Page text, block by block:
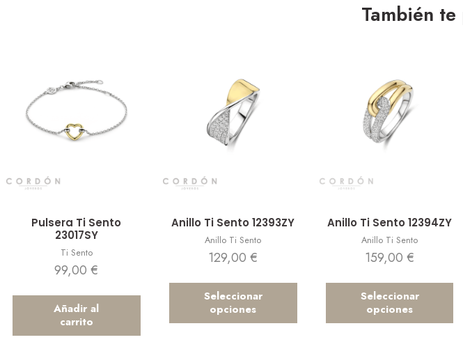
También
Pulsera Ti Sento
23017SY
Ti Sento
99,00€
Añadir al
carrito
Anillo Ti Sento 12393ZY
Anillo Ti Sento
129,00€
Seleccionar
opciones
Anillo Ti Sento 12394ZY
Anillo Ti Sento
159,00€
Seleccionar
opciones